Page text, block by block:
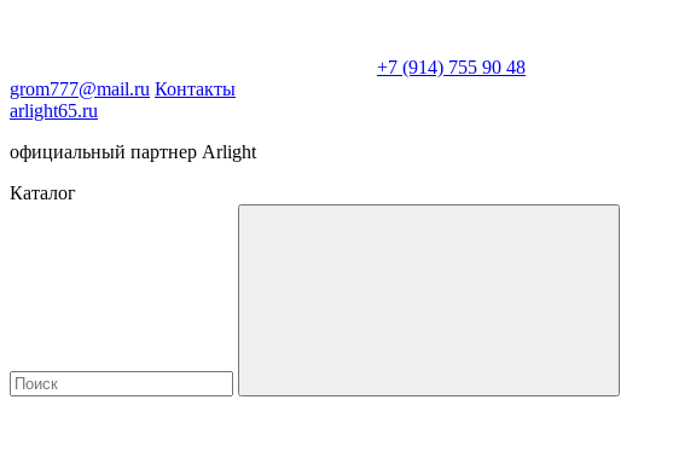
+7 (914) 755 90 48
grom777@mail.ru Контакты
arlight65.ru
официальный партнер Arlight
Каталог